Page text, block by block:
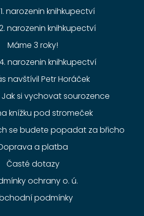
narozenin knihkupectví
narozenin knihkupectví
Máme 3 roky!
narozenin knihkupectví
navštívil Petr Horáček
Jak si vychovat sourozence
knížku pod stromeček
se budete popadat za břicho
a platba
Časté dotazy
ochrany o. ú.
podmínky